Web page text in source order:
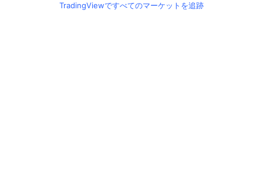
TradingViewですべてのマーケットを追跡